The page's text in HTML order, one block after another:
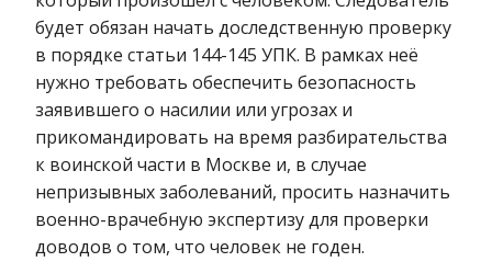
будет обязан начать доследственную проверку
в порядке статьи 144-145 УПК. В рамках неё
нужно требовать обеспечить безопасность
заявившего о насилии или угрозах и
прикомандировать на время разбирательства
к воинской части в Москве и, в случае
непризывных заболеваний, просить назначить
военно-врачебную экспертизу для проверки
доводов о том, что человек не годен.